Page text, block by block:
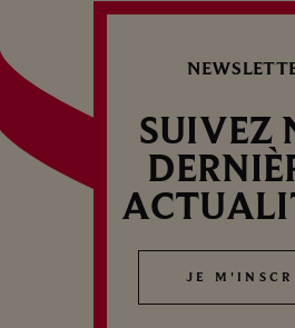
CHAPELURE
SUIVEZ
JE
JE